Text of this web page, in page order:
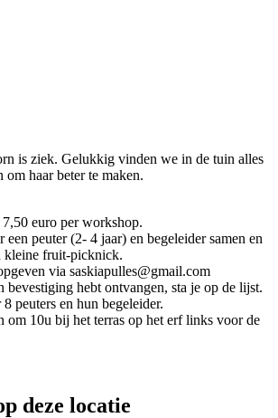
is ziek. Gelukkig vinden we in de tuin alles
haar beter te maken.
euro per workshop.
peuter (2- 4 jaar) en begeleider samen en
kleine fruit-picknick.
via saskiapulles@gmail.com
bevestiging hebt ontvangen, sta je op de lijst.
peuters en hun begeleider.
om 10u bij het terras op het erf links voor de
deze locatie